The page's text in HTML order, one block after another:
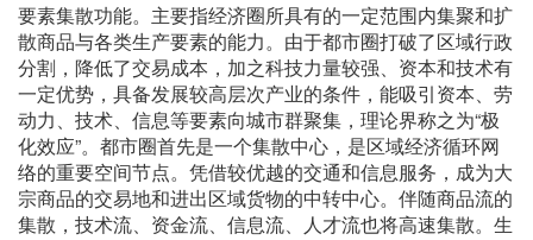
要素集散功能。主要指经济圈所具有的一定范围内集聚和扩
散商品与各类生产要素的能力。由于都市圈打破了区域行政
分割，降低了交易成本，加之科技力量较强、资本和技术有
一定优势，具备发展较高层次产业的条件，能吸引资本、劳
动力、技术、信息等要素向城市群聚集，理论界称之为“极
化效应”。都市圈首先是一个集散中心，是区域经济循环网
络的重要空间节点。凭借较优越的交通和信息服务，成为大
宗商品的交易地和进出区域货物的中转中心。伴随商品流的
集散，技术流、资金流、信息流、人才流也将高速集散。生